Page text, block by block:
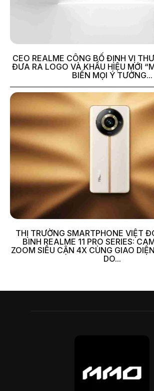
CEO REALME CÔNG BỐ ĐỊNH VỊ
ĐƯA RA LOGO VÀ KHẨU HIỆU MỚI
BIẾN MỌI Ý TƯỞNG...
THỊ TRƯỜNG SMARTPHONE VIỆT
BINH REALME 11 PRO SERIES:
ZOOM SIÊU CẬN 4X CÙNG GIAO
DO...